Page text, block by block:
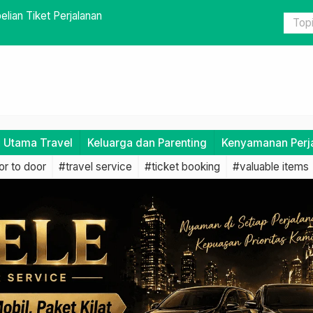
dan Solusi Efektif Estimasi
Utama Travel Keluarga dan Parenting Kenyamanan
to door #travel service #ticket booking #valuable items